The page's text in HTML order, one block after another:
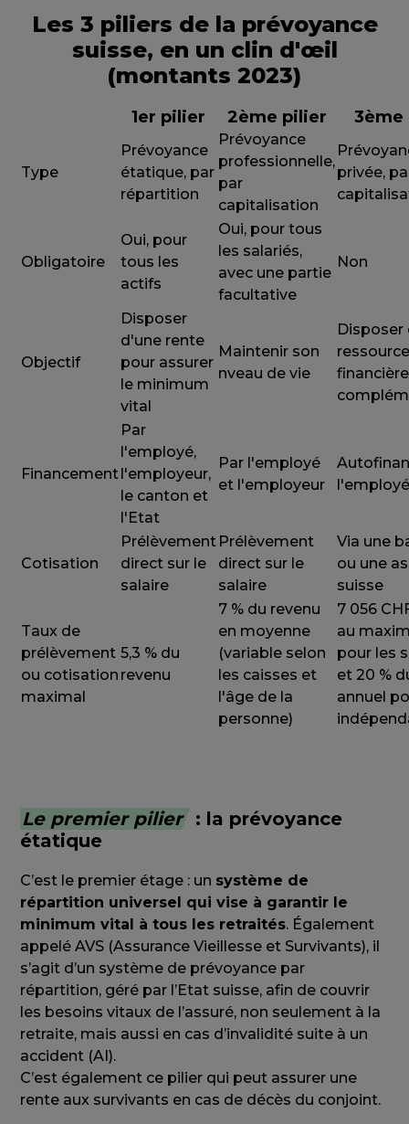
Les 3 piliers de la prévoyance
suisse, en un clin d'œil
(montants 2023)
1er pilier 2ème pilier 3ème
Type
Prévoyance
étatique, par
répartition
Prévoyance
professionnelle,
par
capitalisation
privée,
Obligatoire
Oui, pour
tous les
actifs
Oui, pour tous
les salariés,
avec une partie
facultative
Non
Objectif
Disposer
d'une rente
pour assurer
le minimum
vital
Maintenir son
nveau de vie
Disposer
Financement
Par
l'employé,
l'employeur,
le canton et
l'Etat
Par l'employé
et l'employeur
Cotisation
Prélèvement
direct sur le
salaire
Prélèvement
direct sur le
salaire
Via une
ou une
suisse
Taux de
prélèvement
ou cotisation
maximal
5,3 % du
revenu
7 % du revenu
en moyenne
(variable selon
les caisses et
l'âge de la
personne)
7 056
au
pour les
et 20 %
annuel
Le premier pilier
: la prévoyance
étatique
C’est le premier étage : un système de
répartition universel qui vise à garantir le
minimum vital à tous les retraités. Également
appelé AVS (Assurance Vieillesse et Survivants), il
s’agit d’un système de prévoyance par
répartition, géré par l’Etat suisse, afin de couvrir
les besoins vitaux de l’assuré, non seulement à la
retraite, mais aussi en cas d’invalidité suite à un
accident (AI).
C’est également ce pilier qui peut assurer une
rente aux survivants en cas de décès du conjoint.